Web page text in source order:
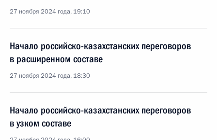
27 ноября 2024 года, 19:10
Начало российско-казахстанских переговоров
в расширенном составе
27 ноября 2024 года, 18:30
Начало российско-казахстанских переговоров
в узком составе